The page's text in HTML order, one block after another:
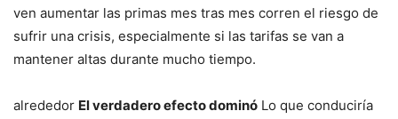
ven aumentar las primas mes tras mes corren el riesgo de
sufrir una crisis, especialmente si las tarifas se van a
mantener altas durante mucho tiempo.
alrededor El verdadero efecto dominó Lo que conduciría